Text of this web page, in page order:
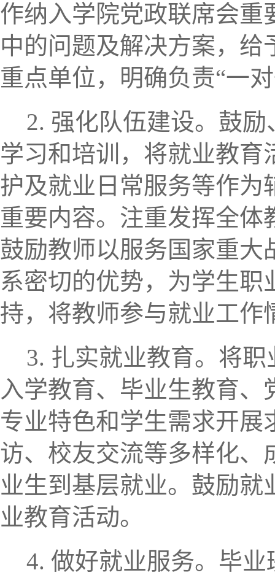
作纳入学院党政联席会重
中的问题及解决方案，
重点单位，明确负责“一
2. 强化队伍建设。 鼓励
学习和培训，将就业教
护及就业日常服务等作为
重要内容。注重发挥全
鼓励教师以服务国家重
系密切的优势，为学生
持，将教师参与就业工作
3. 扎实就业教育。 将职
入学教育、毕业生教育、
专业特色和学生需求开
访、校友交流等多样化、
业生到基层就业。鼓励
业教育活动。
4. 做好就业服务。 毕业